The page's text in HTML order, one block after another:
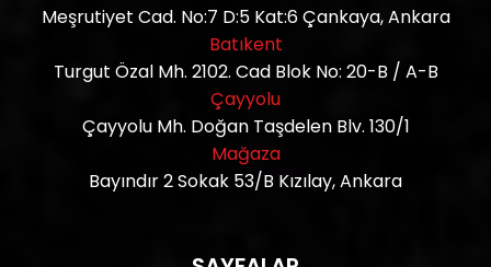
Meşrutiyet Cad. No:7 D:5 Kat:6 Çankaya, Ankara
Batıkent
Turgut Özal Mh. 2102. Cad Blok No: 20-B / A-B
Çayyolu
Çayyolu Mh. Doğan Taşdelen Blv. 130/1
Mağaza
Bayındır 2 Sokak 53/B Kızılay, Ankara